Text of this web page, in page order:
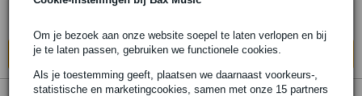
Om je bezoek aan onze website soepel te laten verlopen en bij
je te laten passen, gebruiken we functionele cookies.
Als je toestemming geeft, plaatsen we daarnaast voorkeurs-,
statistische en marketingcookies, samen met onze 15 partners
In mijn winkelwagen